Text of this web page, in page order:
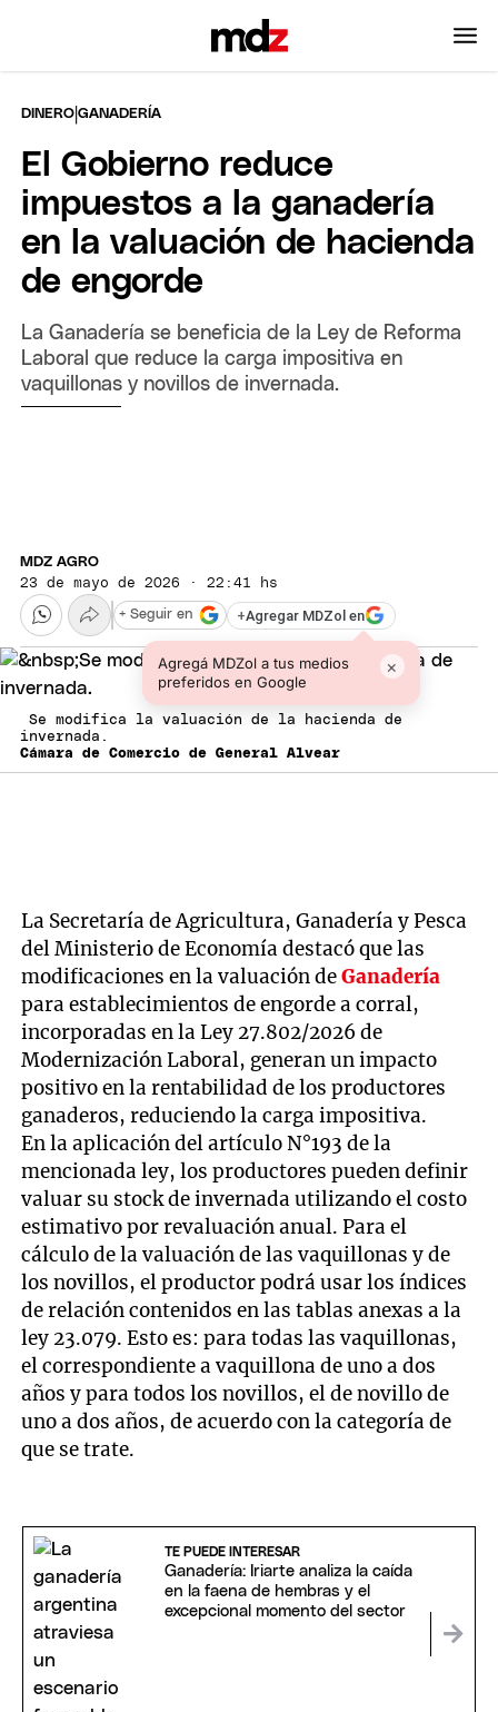
DINERO |GANADERÍA
El Gobierno reduce
impuestos a la ganadería
en la valuación de hacienda
de engorde
La Ganadería se beneficia de la Ley de Reforma
Laboral que reduce la carga impositiva en
vaquillonas y novillos de invernada.
MDZ AGRO
23 de mayo de 2026 · 22:41 hs
+Agregar MDZol en
Agregá MDZol a tus medios
preferidos en Google
×
+ Seguir en
Se modifica la valuación de la hacienda de
invernada.
Cámara de Comercio de General Alvear
La Secretaría de Agricultura, Ganadería y Pesca
del Ministerio de Economía destacó que las
modificaciones en la valuación deGanadería
para establecimientos de engorde a corral,
incorporadas en la Ley 27.802/2026 de
Modernización Laboral, generan un impacto
positivo en la rentabilidad de los productores
ganaderos, reduciendo la carga impositiva.
En la aplicación del artículo N°193 de la
mencionada ley, los productores pueden definir
valuar su stock de invernada utilizando el costo
estimativo por revaluación anual. Para el
cálculo de la valuación de las vaquillonas y de
los novillos, el productor podrá usar los índices
de relación contenidos en las tablas anexas a la
ley 23.079. Esto es: para todas las vaquillonas,
el correspondiente a vaquillona de uno a dos
años y para todos los novillos, el de novillo de
uno a dos años, de acuerdo con la categoría de
que se trate.
TE PUEDE INTERESAR
Ganadería: Iriarte analiza la caída
en la faena de hembras y el
excepcional momento del sector